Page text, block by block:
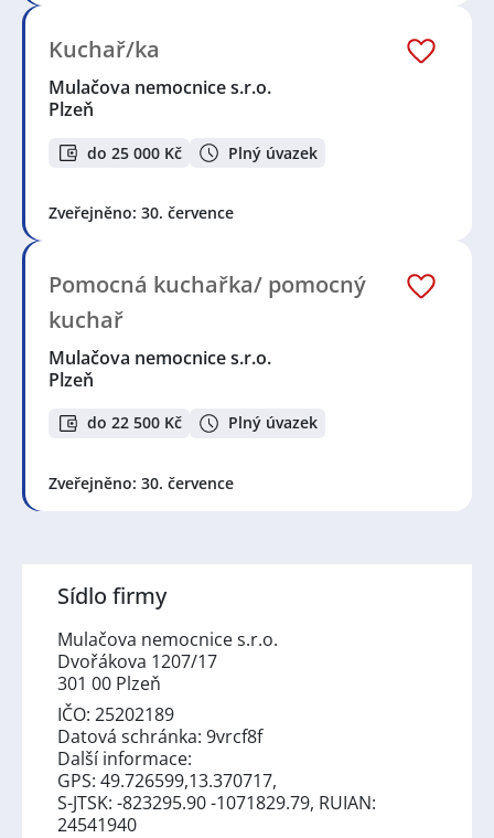
Kuchař/ka
Mulačova nemocnice s.r.o.
Plzeň
do 25 000 Kč Plný úvazek
Zveřejněno: 30. července
Pomocná kuchařka/ pomocný
kuchař
Mulačova nemocnice s.r.o.
Plzeň
do 22 500 Kč Plný úvazek
Zveřejněno: 30. července
Sídlo firmy
Mulačova nemocnice s.r.o.
Dvořákova 1207/17
301 00 Plzeň
IČO: 25202189
Datová schránka: 9vrcf8f
Další informace:
GPS: 49.726599,13.370717,
S-JTSK: -823295.90 -1071829.79, RUIAN:
24541940